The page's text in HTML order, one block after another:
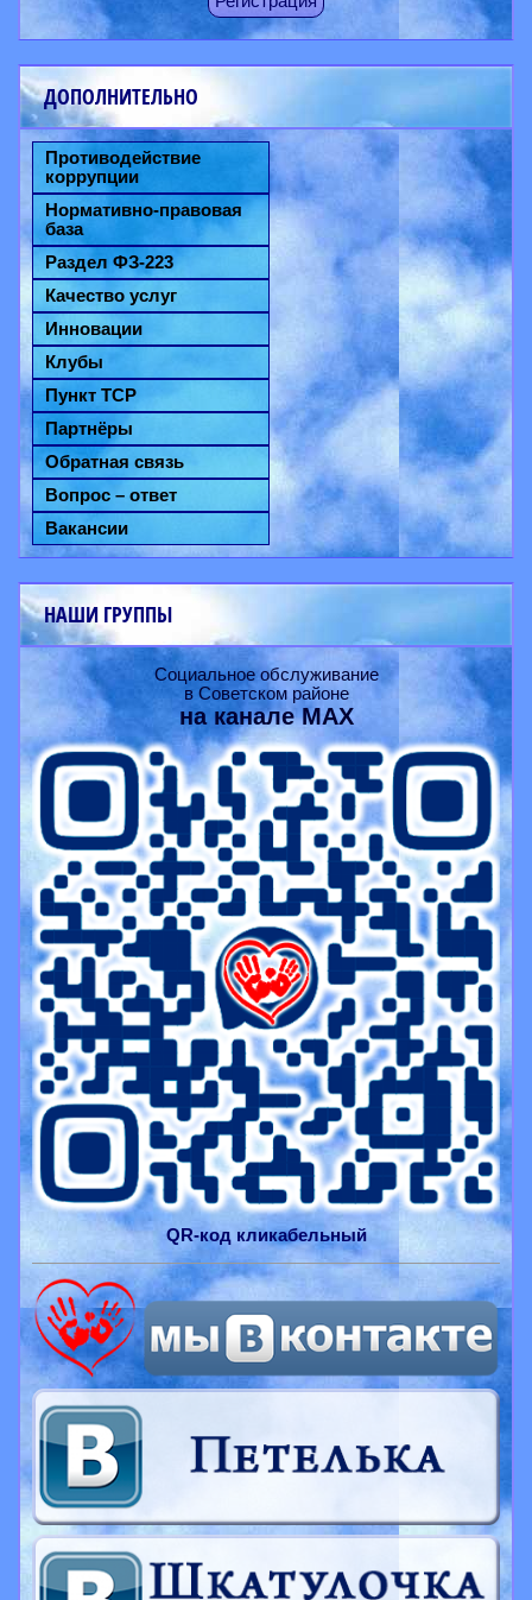
ДОПОЛНИТЕЛЬНО
Противодействие
коррупции
Нормативно-правовая
база
Раздел ФЗ-223
Качество услуг
Инновации
Клубы
Пункт ТСР
Партнёры
Обратная связь
Вопрос – ответ
Вакансии
НАШИ ГРУППЫ
Социальное обслуживание
в Советском районе
на каналеMAX
QR-код кликабельный